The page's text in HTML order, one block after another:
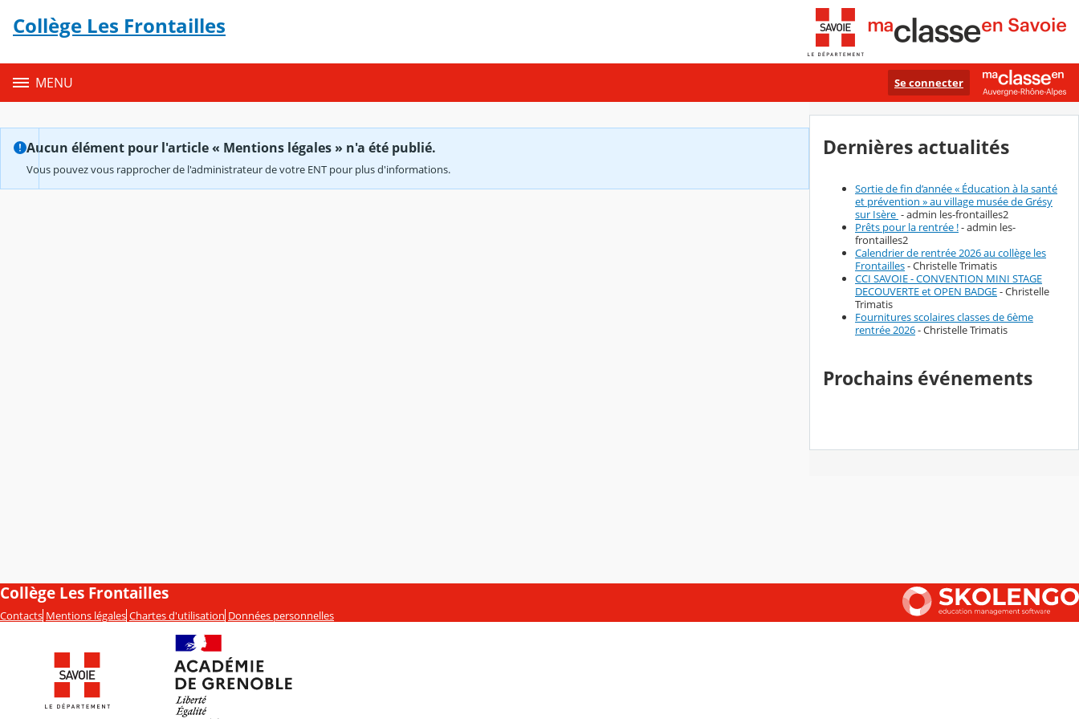
Contenu
Collège Les Frontailles
MENU Se connecter
Aucun élément pour l'article « Mentions légales » n'a été publié.
Vous pouvez vous rapprocher de l'administrateur de votre ENT pour plus d'informations.
Dernières actualités
Sortie de fin d’année « Éducation à la santé
et prévention » au village musée de Grésy
sur Isère - admin les-frontailles2
Prêts pour la rentrée !- admin les-
frontailles2
Calendrier de rentrée 2026 au collège les
Frontailles- Christelle Trimatis
CCI SAVOIE - CONVENTION MINI STAGE
DECOUVERTE et OPEN BADGE- Christelle
Trimatis
Fournitures scolaires classes de 6ème
rentrée 2026- Christelle Trimatis
Prochains événements
Collège Les Frontailles
Contacts Mentions légales Chartes d'utilisation Données personnelles